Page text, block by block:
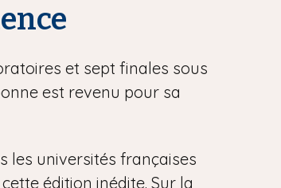
et sept finales sous
est revenu pour sa
les universités françaises
édition inédite. Sur la